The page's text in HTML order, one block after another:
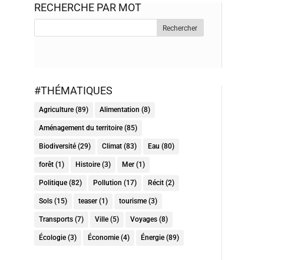
RECHERCHE PAR MOT
#THÉMATIQUES
Agriculture(89) Alimentation (8)
Aménagement du territoire(85)
Biodiversité(29) Climat(83) Eau (80)
forêt(1) Histoire(3) Mer(1)
Politique(82) Pollution (17) Récit(2)
Sols(15) teaser(1) tourisme(3)
Transports(7) Ville(5) Voyages(8)
Écologie(3) Économie(4) Énergie(89)